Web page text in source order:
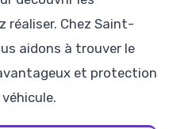
réaliser. Chez Saint-
aidons à trouver le
et protection